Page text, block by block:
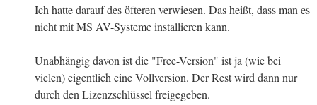
Ich hatte darauf des öfteren verwiesen. Das heißt, dass man es
nicht mit MS AV-Systeme installieren kann.
Unabhängig davon ist die "Free-Version" ist ja (wie bei
vielen) eigentlich eine Vollversion. Der Rest wird dann nur
durch den Lizenzschlüssel freigegeben.